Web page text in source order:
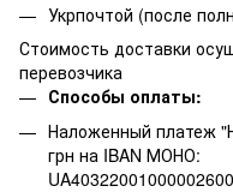
Укрпочтой (после
Стоимость доставки
перевозчика
Способы оплаты:
Наложенный платеж
грн на IBAN МОНО: